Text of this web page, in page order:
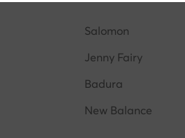
Salomon
Jenny Fairy
Badura
New Balance